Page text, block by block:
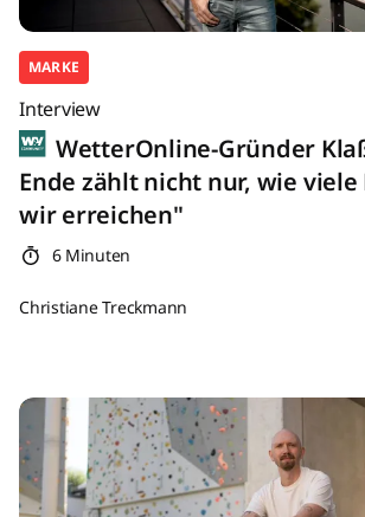
MARKE
Interview
WetterOnline-Gründer
Ende zählt nicht nur, wie
wir erreichen"
6 Minuten
Christiane Treckmann